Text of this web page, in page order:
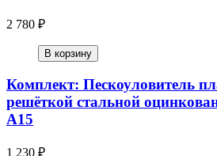
2 780 ₽
В корзину
Комплект: Пескоуловитель
решёткой стальной
А15
1 230 ₽